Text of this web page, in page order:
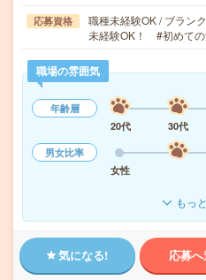
応募資格
職種未経験OK / ブラン
未経験OK！ #初めての
職場の雰囲気
年齢層
20代
30代
男女比率
女性
もっ
気になる! 応募